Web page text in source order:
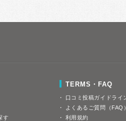
す
TERMS・FAQ
口コミ投稿ガイドライ
よくあるご質問（FAQ）
利用規約